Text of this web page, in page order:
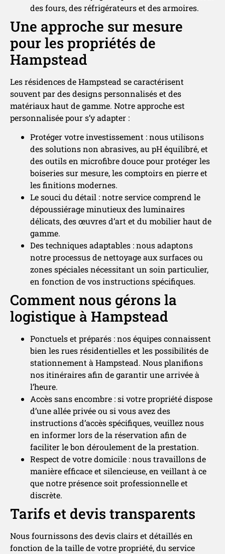
des fours, des réfrigérateurs et des armoires.
Une approche sur mesure
pour les propriétés de
Hampstead
Les résidences de Hampstead se caractérisent
souvent par des designs personnalisés et des
matériaux haut de gamme. Notre approche est
personnalisée pour s’y adapter :
Protéger votre investissement : nous utilisons
des solutions non abrasives, au pH équilibré, et
des outils en microfibre douce pour protéger les
boiseries sur mesure, les comptoirs en pierre et
les finitions modernes.
Le souci du détail : notre service comprend le
dépoussiérage minutieux des luminaires
délicats, des œuvres d’art et du mobilier haut de
gamme.
Des techniques adaptables : nous adaptons
notre processus de nettoyage aux surfaces ou
zones spéciales nécessitant un soin particulier,
en fonction de vos instructions spécifiques.
Comment nous gérons la
logistique à Hampstead
Ponctuels et préparés : nos équipes connaissent
bien les rues résidentielles et les possibilités de
stationnement à Hampstead. Nous planifions
nos itinéraires afin de garantir une arrivée à
l’heure.
Accès sans encombre : si votre propriété dispose
d’une allée privée ou si vous avez des
instructions d’accès spécifiques, veuillez nous
en informer lors de la réservation afin de
faciliter le bon déroulement de la prestation.
Respect de votre domicile : nous travaillons de
manière efficace et silencieuse, en veillant à ce
que notre présence soit professionnelle et
discrète.
Tarifs et devis transparents
Nous fournissons des devis clairs et détaillés en
fonction de la taille de votre propriété, du service